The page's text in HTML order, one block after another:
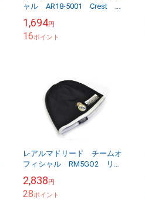
ャル AR18-5001 Crest キ
1,694円
16ポイント
レアルマドリード チームオ
フィシャル RM5GO2 リバ
同梱OK・送料無料商品】
2,838円
28ポイント